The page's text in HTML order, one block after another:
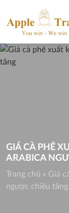
content
GIÁ CÀ PHÊ
ARABICA
Trang chủ » Giá
ngược chiều tăng